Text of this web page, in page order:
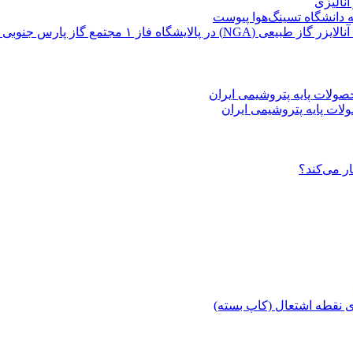
دانشگاه تسینگ‌هوا پیوست
پایه پتروشیمی ایران
نقطه اشتعال (کاپ بسته)